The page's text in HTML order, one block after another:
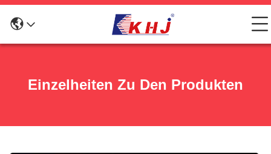
Einzelheiten Zu Den Produkten